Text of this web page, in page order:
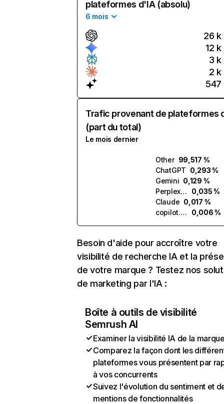
plateformes d'IA (absolu)
6 mois
26 k
12 k
3 k
2 k
547
Trafic provenant de plateformes
(part du total)
Le mois dernier
Other 99,517 %
ChatGPT 0,293 %
Gemini 0,129 %
Perplexity
0,035 %
Claude 0,017 %
copilot.microsoft.com
0,006 %
Besoin d'aide pour accroître votre
visibilité de recherche IA et la
de votre marque ? Testez nos
de marketing par l'IA :
Boîte à outils de visibilité
Semrush AI
Examiner la visibilité IA de la
Comparez la façon dont les
plateformes vous présentent par
à vos concurrents
Suivez l'évolution du sentiment et
mentions de fonctionnalités